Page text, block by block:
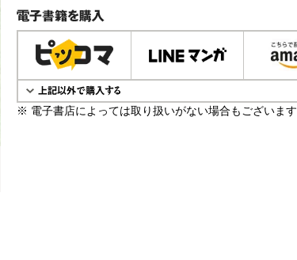
電子書籍で購入
※ 電子書店によっては取り扱いがない場合もございます